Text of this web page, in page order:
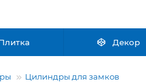
Декор
Цилиндры для замков